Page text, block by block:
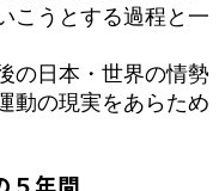
こうとする過程と一
の日本・世界の情勢
動の現実をあらため
５年間